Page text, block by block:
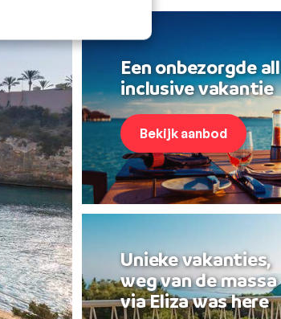
Een onbezorgde all
inclusive vakantie
Bekijk aanbod
Unieke vakanties,
weg van de massa
via Eliza was here